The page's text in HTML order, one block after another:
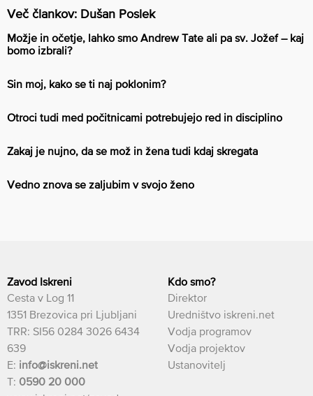
Več člankov: Dušan Poslek
Možje in očetje, lahko smo Andrew Tate ali pa sv. Jožef – kaj
bomo izbrali?
Sin moj, kako se ti naj poklonim?
Otroci tudi med počitnicami potrebujejo red in disciplino
Zakaj je nujno, da se mož in žena tudi kdaj skregata
Vedno znova se zaljubim v svojo ženo
Zavod Iskreni
Cesta v Log 11
1351 Brezovica pri Ljubljani
TRR: SI56 0284 3026 6434
639
E: info@iskreni.net
T: 0590 20 000
Kdo smo?
Direktor
Uredništvo iskreni.net
Vodja programov
Vodja projektov
Ustanovitelj